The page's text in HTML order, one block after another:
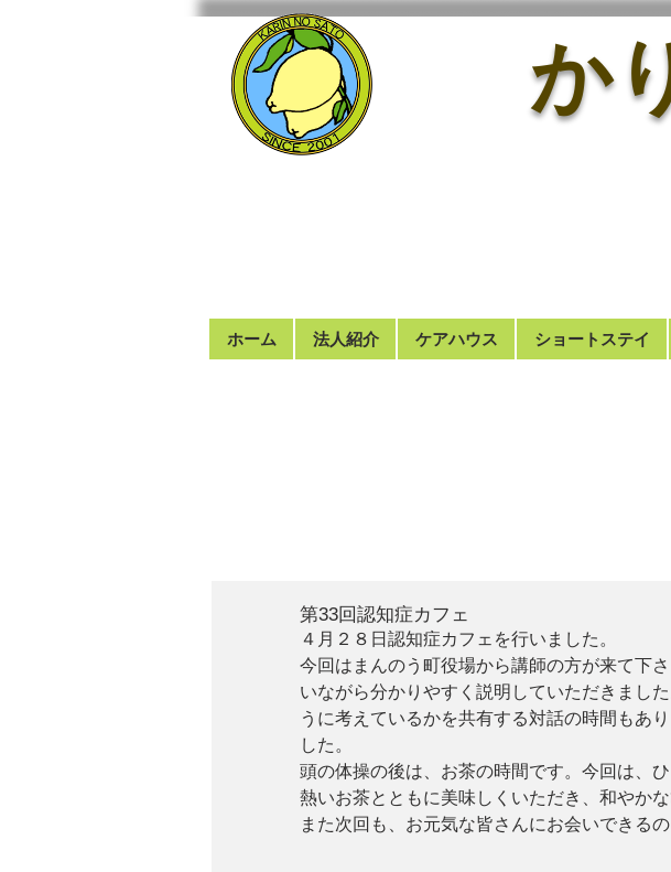
か
ホーム 法人紹介 ケアハウス ショートステイ
第33回認知症カフェ
４月２８日認知症カフェを行いました。
今回はまんのう町役場から講師の方が来て下
いながら分かりやすく説明していただきまし
うに考えているかを共有する対話の時間もあ
した。
頭の体操の後は、お茶の時間です。今回は、
熱いお茶とともに美味しくいただき、和やか
また次回も、お元気な皆さんにお会いできる